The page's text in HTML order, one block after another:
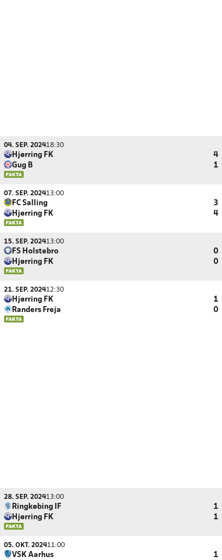
04. SEP. 202418:30
Hjørring FK
4
Gug B
1
07. SEP. 202413:00
FC Salling
3
Hjørring FK
4
15. SEP. 202413:00
FS Holstebro
0
Hjørring FK
0
21. SEP. 202412:30
Hjørring FK
1
Randers Freja
0
28. SEP. 202413:00
Ringkøbing IF
1
Hjørring FK
1
05. OKT. 202411:00
VSK Aarhus 1